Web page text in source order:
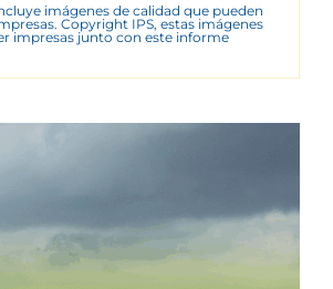
imágenes de calidad que pueden
Copyright IPS, estas imágenes
impresas junto con este informe